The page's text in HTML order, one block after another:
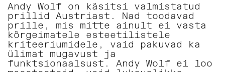
Andy Wolf on käsitsi valmistatud
prillid Austriast. Nad toodavad
prille, mis mitte ainult ei vasta
kõrgeimatele esteetilistele
kriteeriumidele, vaid pakuvad ka
ülimat mugavust ja
funktsionaalsust. Andy Wolf ei loo